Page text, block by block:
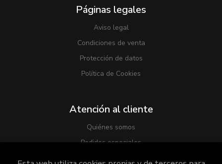
Páginas legales
Aviso legal
Condiciones de venta
Protección de datos
Política de Cookies
Atención al cliente
Quiénes somos
Pedidos especiales